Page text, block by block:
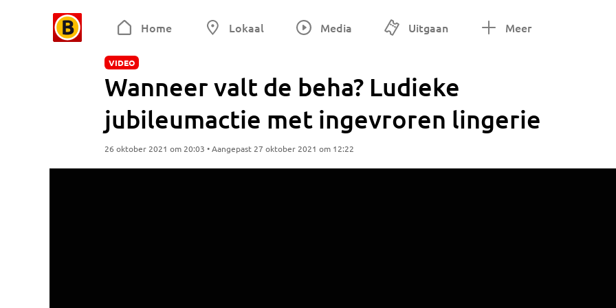
Home Lokaal Media Uitgaan Meer
VIDEO
Wanneer valt de beha? Ludieke
jubileumactie met ingevroren lingerie
26 oktober 2021 om 20:03 • Aangepast 27 oktober 2021 om 12:22